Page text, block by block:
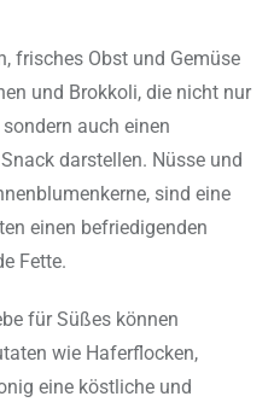
frisches Obst und Gemüse
und Brokkoli, die nicht nur
auch einen
darstellen. Nüsse und
sind eine
einen befriedigenden
Fette.
für Süßes können
wie Haferflocken,
eine köstliche und